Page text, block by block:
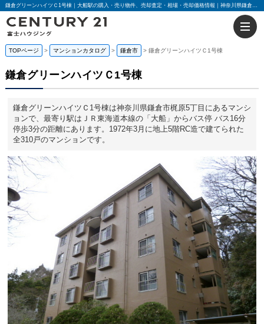
鎌倉グリーンハイツＣ1号棟｜大船駅の購入・売り物件、売却査定・相場・売却価格情報｜神奈川県鎌倉市梶原5丁目のマンション情報｜センチュリー21富士ハウジング
TOPページ マンションカタログ 鎌倉市 鎌倉グリーンハイツＣ1号棟
鎌倉グリーンハイツＣ1号棟
鎌倉グリーンハイツＣ1号棟は神奈川県鎌倉市梶原5丁目にあるマンシ
ョンで、最寄り駅はＪＲ東海道本線の「大船」からバス停 バス16分
停歩3分の距離にあります。1972年3月に地上5階RC造で建てられた
全310戸のマンションです。